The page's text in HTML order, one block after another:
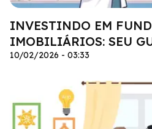
INVESTINDO EM
IMOBILIÁRIOS: SEU
10/02/2026 - 03:33